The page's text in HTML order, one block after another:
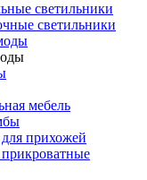
светильники
светильники
мебель
прихожей